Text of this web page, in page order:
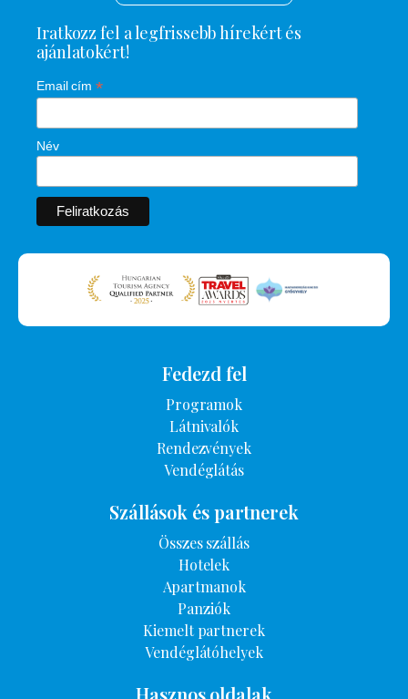
Iratkozz fel a legfrissebb hírekért és
ajánlatokért!
Email cím *
Név
Fedezd fel
Programok
Látnivalók
Rendezvények
Vendéglátás
Szállások és partnerek
Összes szállás
Hotelek
Apartmanok
Panziók
Kiemelt partnerek
Vendéglátóhelyek
Hasznos oldalak